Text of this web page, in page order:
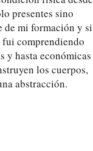
presentes sino
de mi formación y si
comprendiendo
y hasta económicas
los cuerpos,
abstracción.